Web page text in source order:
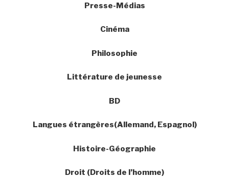
Presse-Médias
Cinéma
Philosophie
Littérature de jeunesse
BD
Langues étrangères(Allemand, Espagnol)
Histoire-Géographie
Droit (Droits de l’homme)